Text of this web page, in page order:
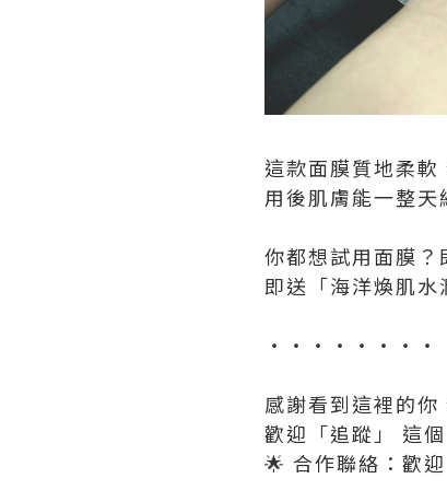
這款面膜質地柔
用後肌膚能一整
你都想試用面膜
即送「海洋煥肌
‧‧‧‧‧‧‧‧
感謝看到這裡的
歡迎「追蹤」 這
🌟 合作聯絡：歡